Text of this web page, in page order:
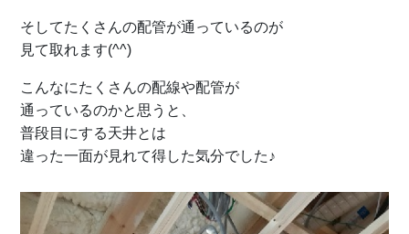
そしてたくさんの配管が通っているのが
見て取れます(^^)
こんなにたくさんの配線や配管が
通っているのかと思うと、
普段目にする天井とは
違った一面が見れて得した気分でした♪